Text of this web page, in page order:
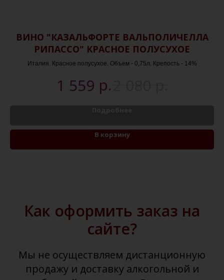
ВИНО "КАЗАЛЬФОРТЕ ВАЛЬПОЛИЧЕЛЛА
РИПАССО" КРАСНОЕ ПОЛУСУХОЕ
Италия. Красное полусухое. Объем - 0,75л. Крепость - 14%
1 559 р.
В корзину
Как оформить заказ на
сайте?
Мы не осуществляем дистанционную
продажу и доставку алкогольной и